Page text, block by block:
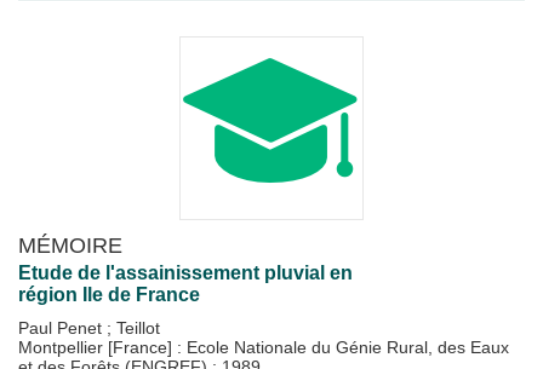
MÉMOIRE
Etude de l'assainissement pluvial en
région Ile de France
Paul Penet ; Teillot
Montpellier [France] : Ecole Nationale du Génie Rural, des Eaux